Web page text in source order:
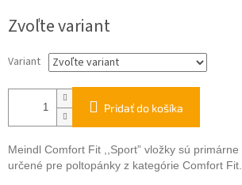
cena:
Zvoľte variant
Variant
Pridať do košíka
Meindl Comfort Fit ,,Sport” vložky sú primárne
určené pre poltopánky z kategórie Comfort Fit.